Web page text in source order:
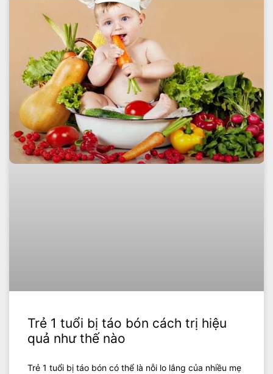
Trẻ 1 tuổi bị táo bón cách trị hiệu
quả như thế nào
Trẻ 1 tuổi bị táo bón có thể là nỗi lo lắng của nhiều mẹ